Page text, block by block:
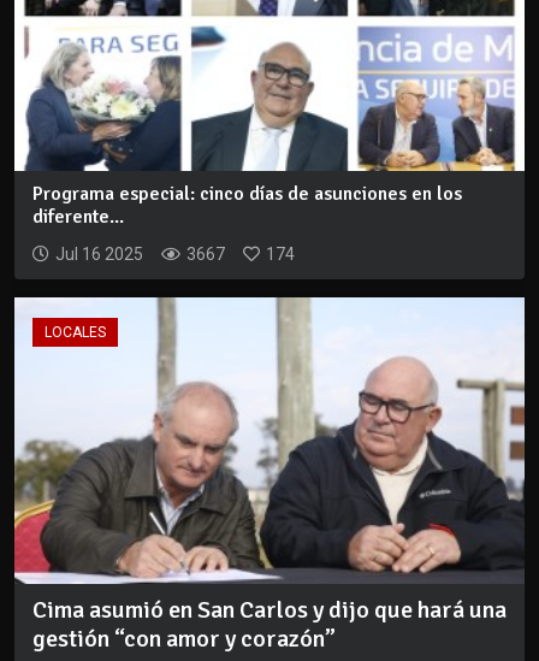
Programa especial: cinco días de asunciones en los
diferente...
Jul 16 2025 3667 174
LOCALES
Cima asumió en San Carlos y dijo que hará una
gestión “con amor y corazón”